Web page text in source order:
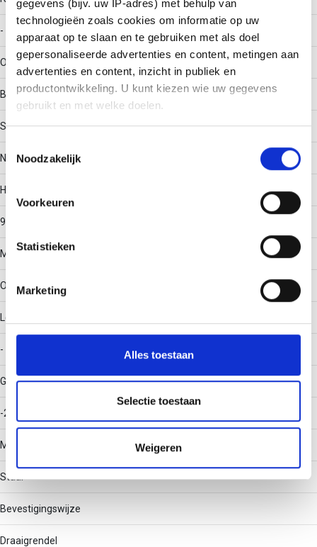
gegevens (bijv. uw IP-adres) met behulp van
technologieën zoals cookies om informatie op uw
apparaat op te slaan en te gebruiken met als doel
gepersonaliseerde advertenties en content, metingen aan
advertenties en content, inzicht in publiek en
productontwikkeling. U kunt kiezen wie uw gegevens
gebruikt en met welke doelen.
Informatie verzamelen over uw geografische locatie,
Uw apparaat identificeren door het actief te scannen
op specifieke eigenschappen (fingerprinting)
verwerkt en stel uw voorkeuren in het
detailgedeelte in.
personaliseren, om functies voor social media te bieden
en om ons websiteverkeer te analyseren. Ook delen we
partners voor social media, adverteren en analyse. Deze
partners kunnen deze gegevens combineren met andere
informatie die u aan ze heeft verstrekt of die ze hebben
verzameld op basis van uw gebruik van hun services.
Noodzakelijk
Voorkeuren
Statistieken
Marketing
Alles toestaan
Selectie toestaan
Weigeren
-
Oppervlaktebescherming
Bandverzinkt (sendzimir verzinkt)
Scharnierend
Nee
Hoek
90°
Materiaalkwaliteit
Overig
Lengte
-
Gebruikstemperatuur
-20 - 120
Materiaal
Staal
Bevestigingswijze
Draaigrendel